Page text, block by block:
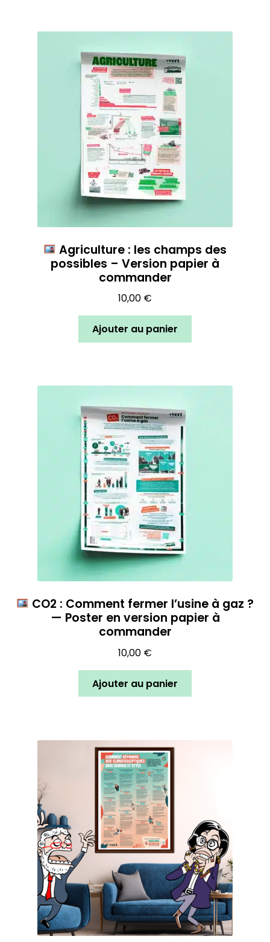
Agriculture : les champs des
possibles – Version papier à
commander
10,00 €
Ajouter au panier
CO2 : Comment fermer l’usine à gaz ?
— Poster en version papier à
commander
10,00 €
Ajouter au panier